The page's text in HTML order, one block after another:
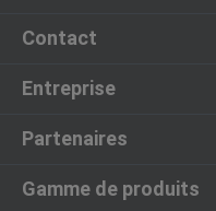
Contact
Entreprise
Partenaires
Gamme de produits